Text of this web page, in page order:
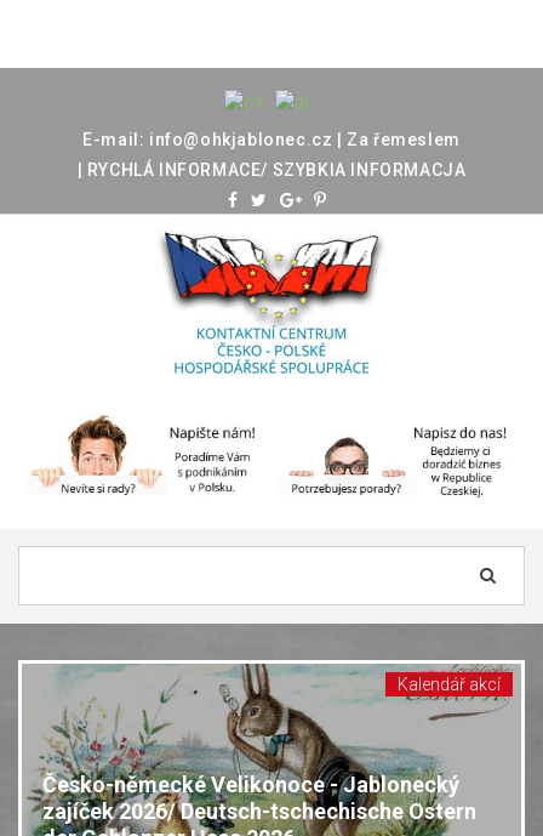
E-mail: info@ohkjablonec.cz Za řemeslem
RYCHLÁ INFORMACE/ SZYBKIA INFORMACJA
Kalendář akcí
Česko-německé Velikonoce - Jablonecký
zajíček 2026/ Deutsch-tschechische Ostern